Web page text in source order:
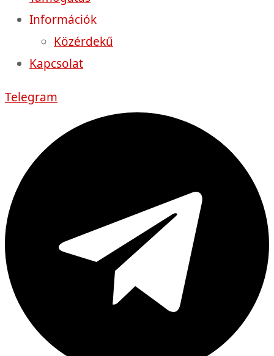
Információk
Közérdekű
Kapcsolat
Telegram